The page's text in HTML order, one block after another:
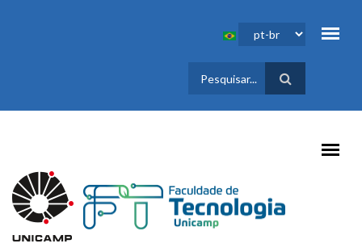
FORMULÁRIO
DE BUSCA